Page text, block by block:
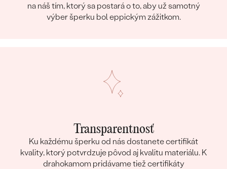
na náš tím, ktorý sa postará o to, aby už samotný
výber šperku bol eppickým zážitkom.
Transparentnosť
Ku každému šperku od nás dostanete certifikát
kvality, ktorý potvrdzuje pôvod aj kvalitu materiálu. K
drahokamom pridávame tiež certifikáty